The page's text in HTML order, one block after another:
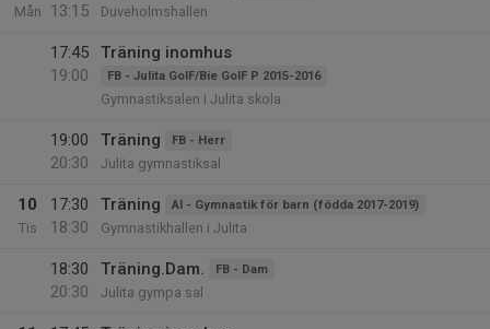
Mån
13:15
Duveholmshallen
17:45
19:00
Träning inomhus
FB - Julita GoIF/Bie GoIF P 2015-2016
Gymnastiksalen i Julita skola
19:00
20:30
Träning FB - Herr
Julita gymnastiksal
10
Tis
17:30
18:30
Träning AI - Gymnastik för barn (födda 2017-2019)
Gymnastikhallen i Julita
18:30
20:30
Träning.Dam. FB - Dam
Julita gympa sal